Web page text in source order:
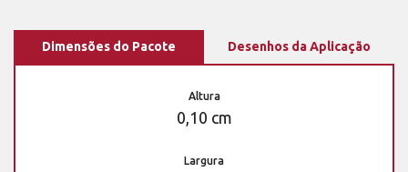
Dimensões do Pacote Desenhos da Aplicação
Altura
0,10 cm
Largura